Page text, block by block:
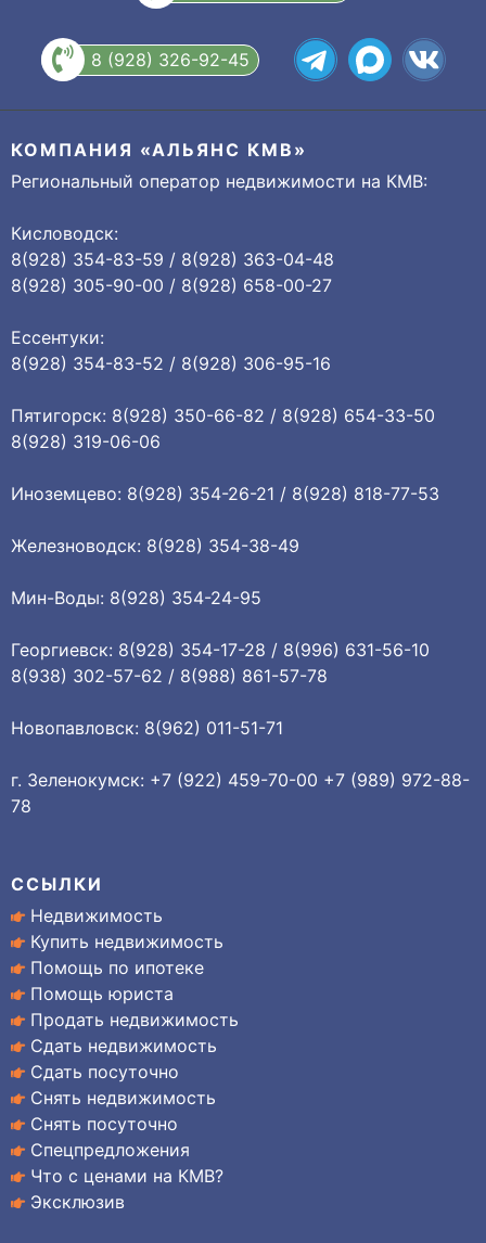
8 (928) 326-92-45
КОМПАНИЯ «АЛЬЯНС КМВ»
Региональный оператор недвижимости на КМВ:
Кисловодск:
8(928) 354-83-59 / 8(928) 363-04-48
8(928) 305-90-00 / 8(928) 658-00-27
Ессентуки:
8(928) 354-83-52 / 8(928) 306-95-16
Пятигорск: 8(928) 350-66-82 / 8(928) 654-33-50
8(928) 319-06-06
Иноземцево: 8(928) 354-26-21 / 8(928) 818-77-53
Железноводск: 8(928) 354-38-49
Мин-Воды: 8(928) 354-24-95
Георгиевск: 8(928) 354-17-28 / 8(996) 631-56-10
8(938) 302-57-62 / 8(988) 861-57-78
Новопавловск: 8(962) 011-51-71
г. Зеленокумск: +7 (922) 459-70-00 +7 (989) 972-88-
78
ССЫЛКИ
Недвижимость
Купить недвижимость
Помощь по ипотеке
Помощь юриста
Продать недвижимость
Сдать недвижимость
Сдать посуточно
Снять недвижимость
Снять посуточно
Спецпредложения
Что с ценами на КМВ?
Эксклюзив